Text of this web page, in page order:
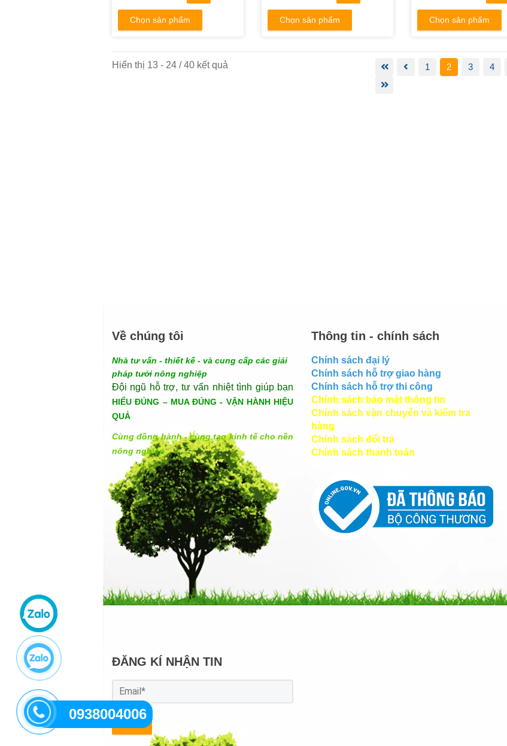
Về chúng tôi
Nhà tư vấn - thiết kế - và cung cấp các giải
pháp tưới nông nghiệp
Đội ngũ hỗ trợ, tư vấn nhiệt tình giúp bạn
HIỂU ĐÚNG – MUA ĐÚNG - VẬN HÀNH HIỆU
QUẢ
Cùng đồng hành - cùng tạo kinh tế cho nền
nông nghiệp
Thông tin - chính sách
Chính sách đại lý
Chính sách hỗ trợ giao hàng
Chính sách hỗ trợ thi công
Chính sách bảo mật thông tin
Chính sách vận chuyển và kiểm tra
hàng
Chính sách đổi trả
Chính sách thanh toán
ĐĂNG KÍ NHẬN TIN
0938004006
Chọn sản phẩm Chọn sản phẩm Chọn sản phẩm
Hiển thị 13 - 24 / 40 kết quả 1 2 3 4